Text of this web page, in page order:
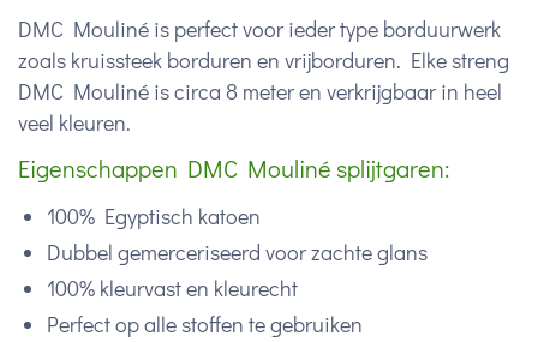
DMC Mouliné is perfect voor ieder type borduurwerk
zoals kruissteek borduren en vrijborduren. Elke streng
DMC Mouliné is circa 8 meter en verkrijgbaar in heel
veel kleuren.
Eigenschappen DMC Mouliné splijtgaren:
100% Egyptisch katoen
Dubbel gemerceriseerd voor zachte glans
100% kleurvast en kleurecht
Perfect op alle stoffen te gebruiken